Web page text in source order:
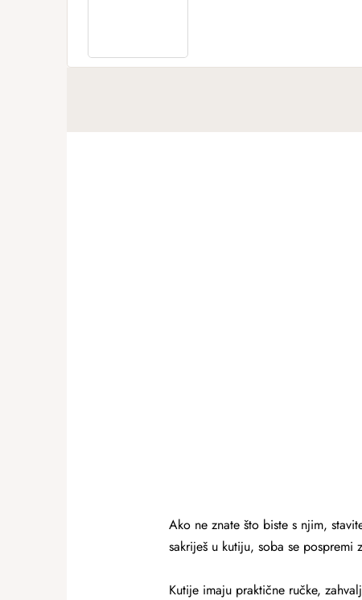
Ako ne znate što biste s njim,
sakriješ u kutiju, soba se
Kutije imaju praktične ručke,